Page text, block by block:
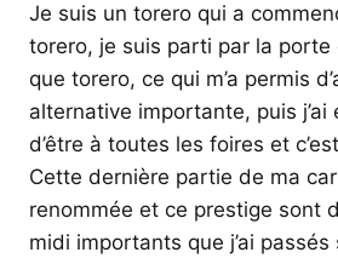
Je suis un torero qui a
torero, je suis parti par la porte
que torero, ce qui m’a permis
alternative importante, puis j’ai
d’être à toutes les foires et
Cette dernière partie de ma
renommée et ce prestige sont
midi importants que j’ai